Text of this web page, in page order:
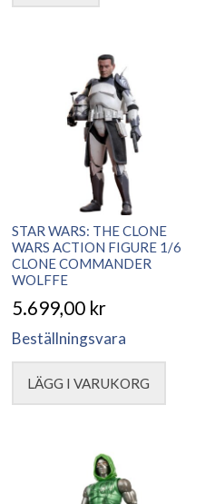
STAR WARS: THE CLONE
WARS ACTION FIGURE 1/6
CLONE COMMANDER
WOLFFE
5.699,00 kr
Beställningsvara
LÄGG I VARUKORG